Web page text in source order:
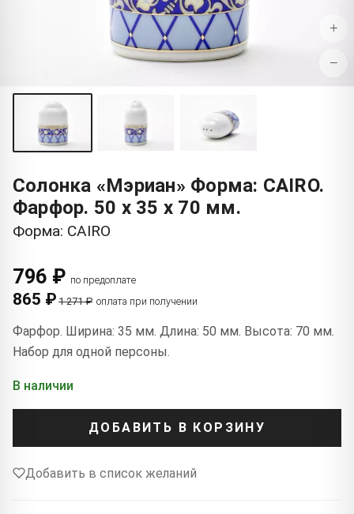
+
−
Солонка «Мэриан» Форма: CAIRO.
Фарфор. 50 x 35 x 70 мм.
Форма: CAIRO
796 ₽ по предоплате
865 ₽ 1 271 ₽ оплата при получении
Фарфор. Ширина: 35 мм. Длина: 50 мм. Высота: 70 мм.
Набор для одной персоны.
В наличии
ДОБАВИТЬ В КОРЗИНУ
Добавить в список желаний